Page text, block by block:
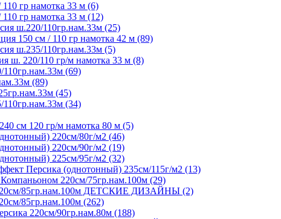
гр намотка 33 м (6)
гр намотка 33 м (12)
ш.220/110гр.нам.33м (25)
150 см / 110 гр намотка 42 м (89)
ш.235/110гр.нам.33м (5)
ш. 220/110 гр/м намотка 33 м (8)
(69)
(89)
(45)
(34)
см 120 гр/м намотка 80 м (5)
220см/80г/м2 (46)
220см/90г/м2 (19)
225см/95г/м2 (32)
Персика (однотонный) 235см/115г/м2 (13)
220см/75гр.нам.100м (29)
85гр.нам.100м ДЕТСКИЕ ДИЗАЙНЫ (2)
85гр.нам.100м (262)
220см/90гр.нам.80м (188)